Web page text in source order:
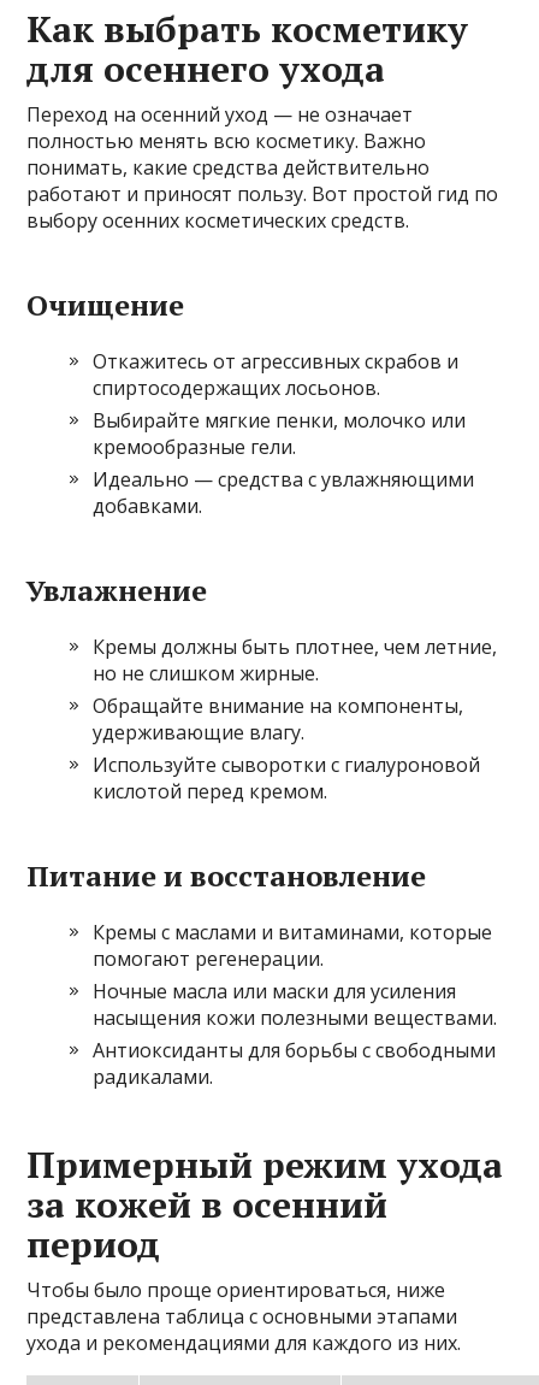
Как выбрать косметику
для осеннего ухода
Переход на осенний уход — не означает
полностью менять всю косметику. Важно
понимать, какие средства действительно
работают и приносят пользу. Вот простой гид по
выбору осенних косметических средств.
Очищение
Откажитесь от агрессивных скрабов и
спиртосодержащих лосьонов.
Выбирайте мягкие пенки, молочко или
кремообразные гели.
Идеально — средства с увлажняющими
добавками.
Увлажнение
Кремы должны быть плотнее, чем летние,
но не слишком жирные.
Обращайте внимание на компоненты,
удерживающие влагу.
Используйте сыворотки с гиалуроновой
кислотой перед кремом.
Питание и восстановление
Кремы с маслами и витаминами, которые
помогают регенерации.
Ночные масла или маски для усиления
насыщения кожи полезными веществами.
Антиоксиданты для борьбы с свободными
радикалами.
Примерный режим ухода
за кожей в осенний
период
Чтобы было проще ориентироваться, ниже
представлена таблица с основными этапами
ухода и рекомендациями для каждого из них.